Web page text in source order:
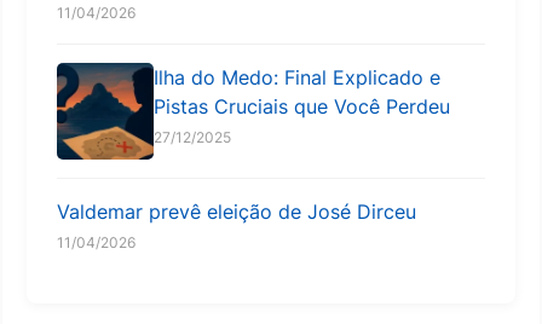
11/04/2026
Ilha do Medo: Final Explicado e
Pistas Cruciais que Você Perdeu
27/12/2025
Valdemar prevê eleição de José Dirceu
11/04/2026